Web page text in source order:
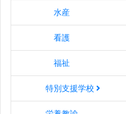
水産
看護
福祉
特別支援学校